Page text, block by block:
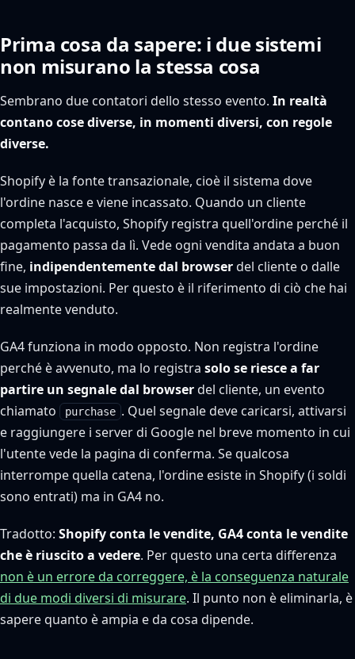
Prima cosa da sapere: i due sistemi
non misurano la stessa cosa
Sembrano due contatori dello stesso evento. In realtà
contano cose diverse, in momenti diversi, con regole
diverse.
Shopify è la fonte transazionale, cioè il sistema dove
l'ordine nasce e viene incassato. Quando un cliente
completa l'acquisto, Shopify registra quell'ordine perché il
pagamento passa da lì. Vede ogni vendita andata a buon
fine, indipendentemente dal browserdel cliente o dalle
sue impostazioni. Per questo è il riferimento di ciò che hai
realmente venduto.
GA4 funziona in modo opposto. Non registra l'ordine
perché è avvenuto, ma lo registra solo se riesce a far
partire un segnale dal browserdel cliente, un evento
chiamato
purchase . Quel segnale deve caricarsi, attivarsi
e raggiungere i server di Google nel breve momento in cui
l'utente vede la pagina di conferma. Se qualcosa
interrompe quella catena, l'ordine esiste in Shopify (i soldi
sono entrati) ma in GA4 no.
Tradotto: Shopify conta le vendite, GA4 conta le vendite
che è riuscito a vedere. Per questo una certa differenza
non è un errore da correggere, è la conseguenza naturale
di due modi diversi di misurare. Il punto non è eliminarla, è
sapere quanto è ampia e da cosa dipende.